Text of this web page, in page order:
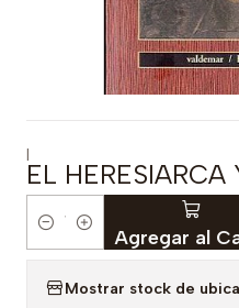
|
EL HERESIARCA
Cantidad Agregar al
Mostrar stock de